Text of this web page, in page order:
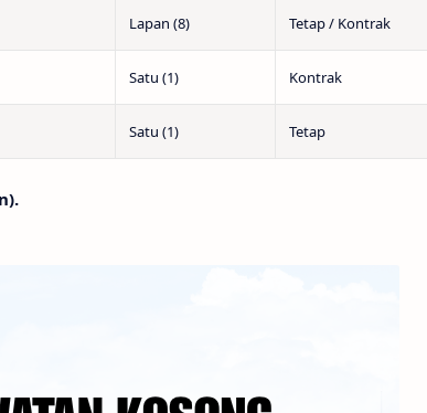
Lapan (8) Tetap / Kontrak
Satu (1) Kontrak
Satu (1) Tetap